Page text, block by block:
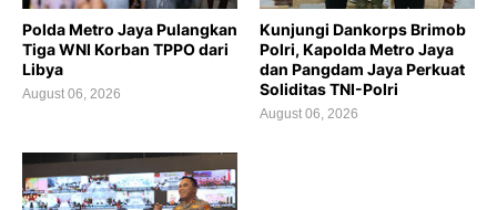
Polda Metro Jaya Pulangkan
Tiga WNI Korban TPPO dari
Libya
August 06, 2026
Kunjungi Dankorps Brimob
Polri, Kapolda Metro Jaya
dan Pangdam Jaya Perkuat
Soliditas TNI-Polri
August 06, 2026